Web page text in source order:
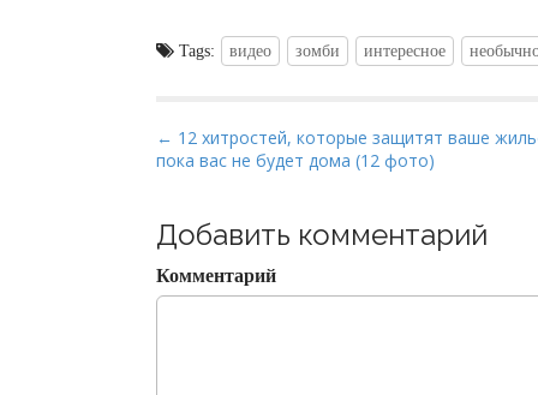
Tags: видео зомби интересное
P
o
t
n
a
← 12 хитростей, которые защитят ваше
пока вас не будет дома (12 фото)
Добавить комментарий
Комментарий